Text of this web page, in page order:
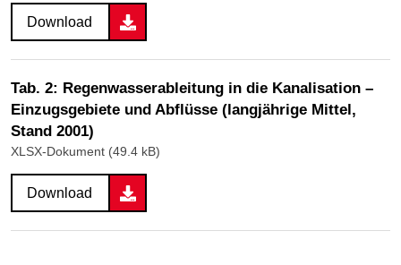
Download
Tab. 2: Regenwasserableitung in die Kanalisation –
Einzugsgebiete und Abflüsse (langjährige Mittel,
Stand 2001)
XLSX-Dokument (49.4 kB)
Download